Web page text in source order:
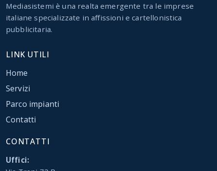
Mediasistemi è una realta emergente tra le imprese
italiane specializzate in affissioni e cartellonistica
pubblicitaria.
LINK UTILI
Home
Servizi
Parco impianti
Contatti
CONTATTI
Uffici: